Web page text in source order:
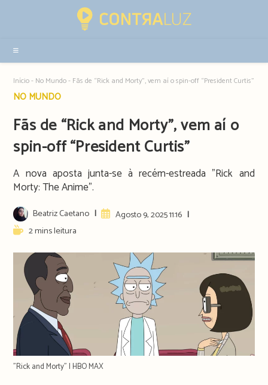
sidebar
Início- No Mundo- Fãs de “Rick and Morty”, vem aí o spin-off “President Curtis”
Post
NO MUNDO
Fãs de “Rick and Morty”, vem aí o
spin-off “President Curtis”
A nova aposta junta-se à recém-estreada "Rick and
Morty: The Anime".
Post
author:
Beatriz Caetano
ArtigoAgosto 9, 2025 11:16
Reading2 mins leitura
"Rick and Morty" | HBO MAX